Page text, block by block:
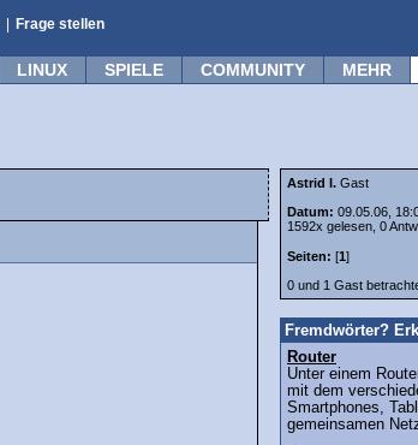
Frage stellen
LINUX SPIELE COMMUNITY MEHR
Astrid I. Gast
Datum: 09.05.06,
1592x gelesen, 0
Seiten: [1]
0 und 1 Gast
Fremdwörter?
Router
Unter einem
mit dem
Smartphones,
gemeinsamen